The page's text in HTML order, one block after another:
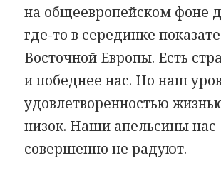
на общеевропейском фоне
где-то в серединке
Восточной Европы. Есть
и победнее нас. Но наш
удовлетворенностью
низок. Наши апельсины нас
совершенно не радуют.